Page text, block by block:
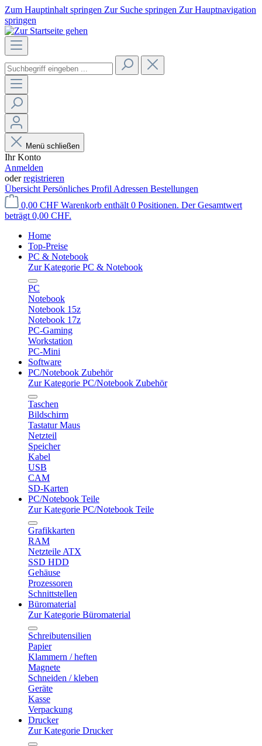
Zum Hauptinhalt springen Zur Suche springen Zur Hauptnavigation
springen
Menü schließen
Ihr Konto
Anmelden
oderregistrieren
Übersicht Persönliches Profil Adressen Bestellungen
0,00 CHF Warenkorb enthält 0 Positionen. Der Gesamtwert
beträgt 0,00 CHF.
Home
Top-Preise
PC & Notebook
Zur Kategorie PC & Notebook
PC
Notebook
Notebook 15z
Notebook 17z
PC-Gaming
Workstation
PC-Mini
Software
PC/Notebook Zubehör
Zur Kategorie PC/Notebook Zubehör
Taschen
Bildschirm
Tastatur Maus
Netzteil
Speicher
Kabel
USB
CAM
SD-Karten
PC/Notebook Teile
Zur Kategorie PC/Notebook Teile
Grafikkarten
RAM
Netzteile ATX
SSD HDD
Gehäuse
Prozessoren
Schnittstellen
Büromaterial
Zur Kategorie Büromaterial
Schreibutensilien
Papier
Klammern / heften
Magnete
Schneiden / kleben
Geräte
Kasse
Verpackung
Drucker
Zur Kategorie Drucker